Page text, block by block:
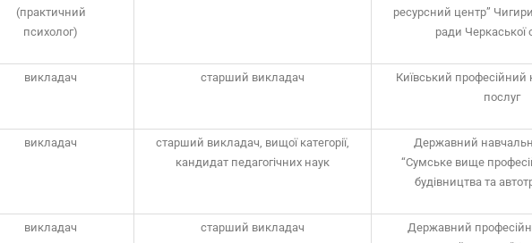
(практичний
психолог)
ресурсний центр”
ради Черкаської
викладач старший викладач
Київський
послуг
викладач
старший викладач, вищої категорії,
кандидат педагогічних наук
Державний
“Сумське вище
будівництва та
викладач старший викладач
Державний